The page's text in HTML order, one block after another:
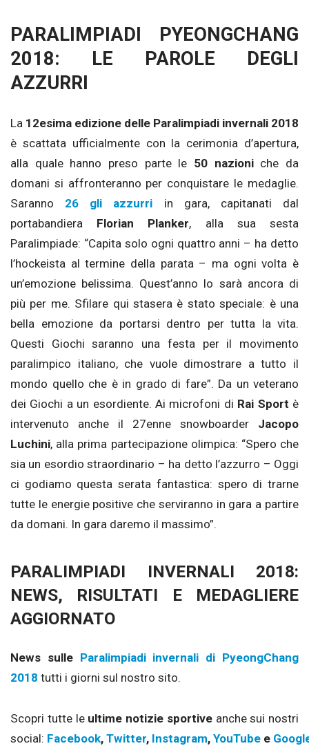
PARALIMPIADI PYEONGCHANG
2018: LE PAROLE DEGLI
AZZURRI
La 12esima edizione delle Paralimpiadi invernali 2018
è scattata ufficialmente con la cerimonia d’apertura,
alla quale hanno preso parte le 50 nazioniche da
domani si affronteranno per conquistare le medaglie.
Saranno 26 gli azzurri in gara, capitanati dal
portabandiera Florian Planker, alla sua sesta
Paralimpiade: “Capita solo ogni quattro anni – ha detto
l’hockeista al termine della parata – ma ogni volta è
un’emozione belissima. Quest’anno lo sarà ancora di
più per me. Sfilare qui stasera è stato speciale: è una
bella emozione da portarsi dentro per tutta la vita.
Questi Giochi saranno una festa per il movimento
paralimpico italiano, che vuole dimostrare a tutto il
mondo quello che è in grado di fare”. Da un veterano
dei Giochi a un esordiente. Ai microfoni di Rai Sport è
intervenuto anche il 27enne snowboarder Jacopo
Luchini, alla prima partecipazione olimpica: “Spero che
sia un esordio straordinario – ha detto l’azzurro – Oggi
ci godiamo questa serata fantastica: spero di trarne
tutte le energie positive che serviranno in gara a partire
da domani. In gara daremo il massimo”.
PARALIMPIADI INVERNALI 2018:
NEWS, RISULTATI E MEDAGLIERE
AGGIORNATO
News sulle Paralimpiadi invernali di PyeongChang
2018 tutti i giorni sul nostro sito.
Scopri tutte le ultime notizie sportiveanche sui nostri
social: Facebook, Twitter, Instagram, YouTube e